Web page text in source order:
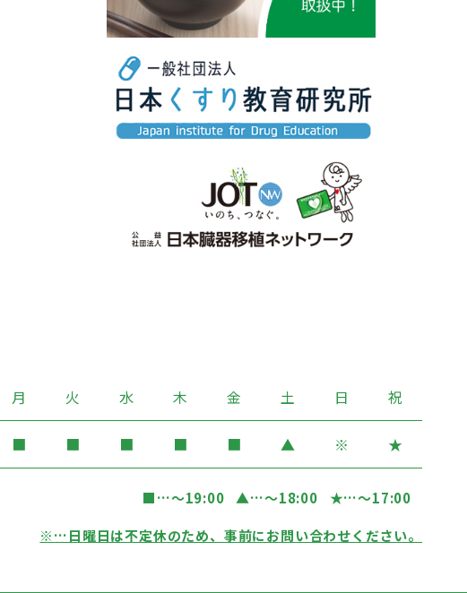
月 火 水 木 金 土 日 祝
■ ■ ■ ■ ■ ▲ ※ ★
■…〜19:00 ▲…〜18:00 ★…〜17:00
※…日曜日は不定休のため、事前にお問い合わせください。